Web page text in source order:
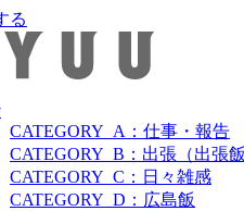
る
CATEGORY_A：仕事・報告
CATEGORY_B：出張（出張
CATEGORY_C：日々雑感
CATEGORY_D：広島飯